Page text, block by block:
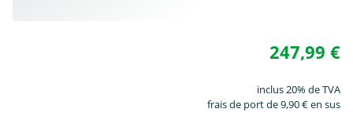
247,99 €
inclus 20% de TVA
frais de port de 9,90 € en sus